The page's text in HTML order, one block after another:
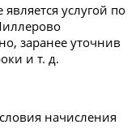
услугой по
заранее уточнив
и т. д.
начисления